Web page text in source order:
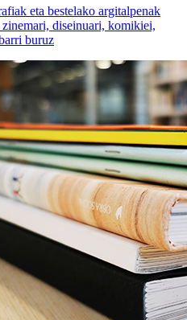
eta bestelako argitalpenak
diseinuari, komikiei,
buruz